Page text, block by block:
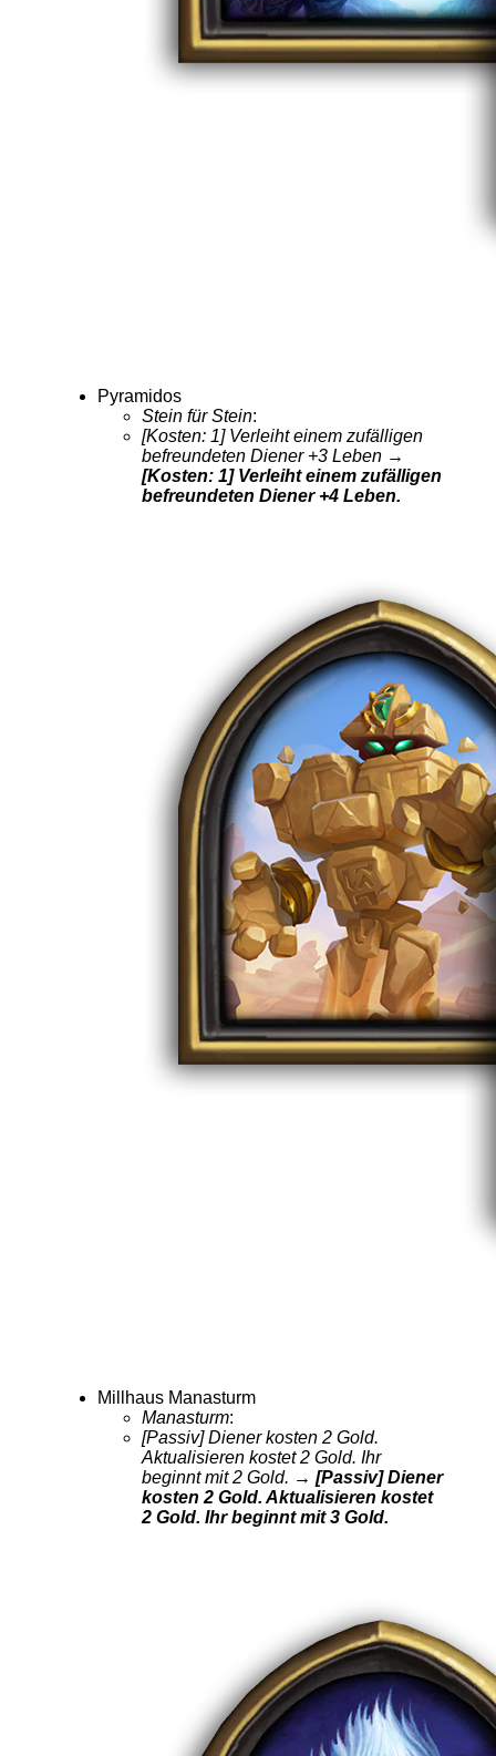
Pyramidos
Stein für Stein:
[Kosten: 1] Verleiht einem zufälligen
befreundeten Diener +3 Leben →
[Kosten: 1] Verleiht einem zufälligen
befreundeten Diener +4 Leben.
Millhaus Manasturm
Manasturm:
[Passiv] Diener kosten 2 Gold.
Aktualisieren kostet 2 Gold. Ihr
beginnt mit 2 Gold. → [Passiv] Diener
kosten 2 Gold. Aktualisieren kostet
2 Gold. Ihr beginnt mit 3 Gold.